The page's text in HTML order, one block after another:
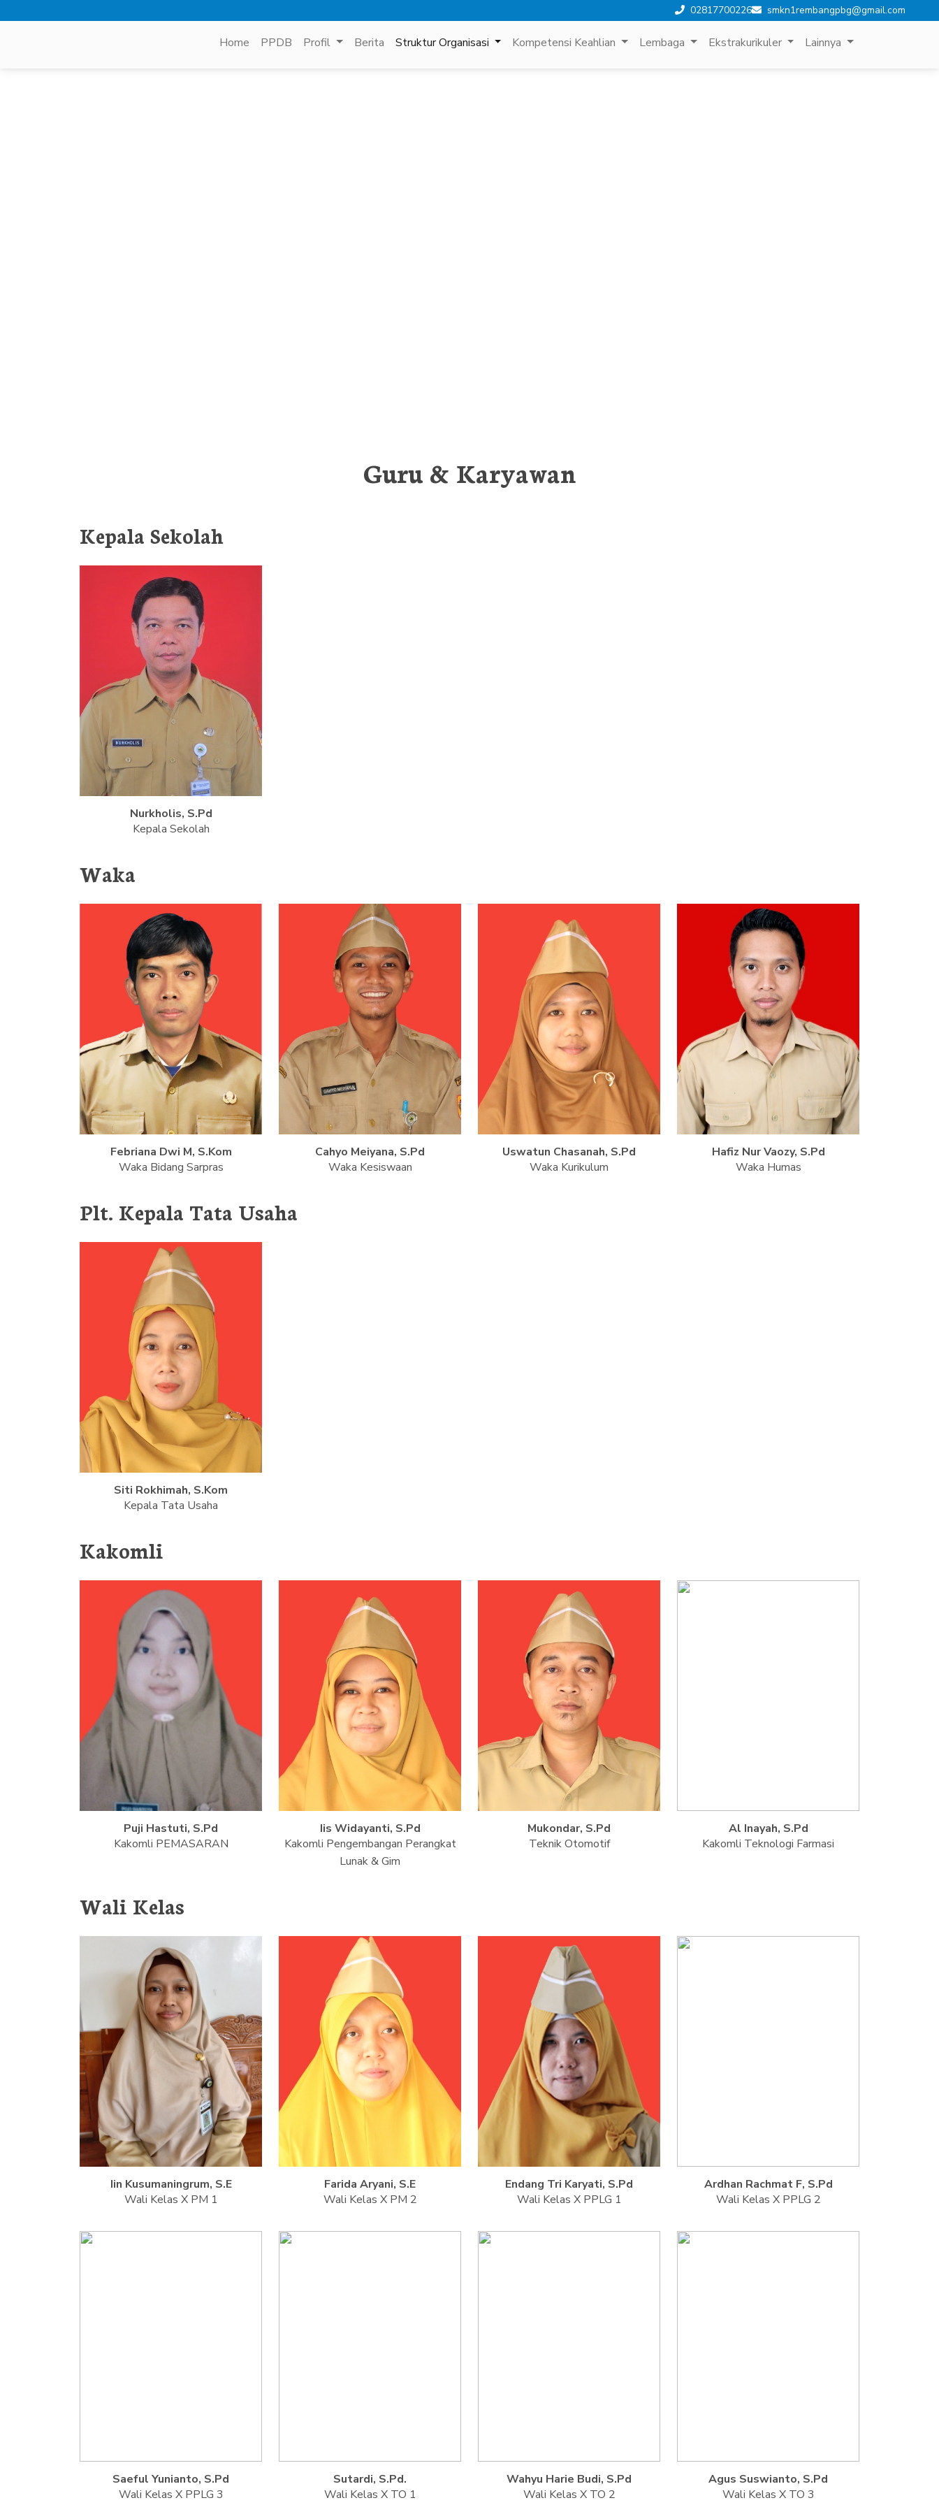
02817700226 smkn1rembangpbg@gmail.com
Home PPDB Profil Berita Struktur Organisasi Kompetensi Keahlian Lembaga Ekstrakurikuler Lainnya
Guru & Karyawan
Kepala Sekolah
Nurkholis, S.Pd
Kepala Sekolah
Waka
Febriana Dwi M, S.Kom
Waka Bidang Sarpras
Cahyo Meiyana, S.Pd
Waka Kesiswaan
Uswatun Chasanah, S.Pd
Waka Kurikulum
Hafiz Nur Vaozy, S.Pd
Waka Humas
Plt. Kepala Tata Usaha
Siti Rokhimah, S.Kom
Kepala Tata Usaha
Kakomli
Puji Hastuti, S.Pd
Kakomli PEMASARAN
Iis Widayanti, S.Pd
Kakomli Pengembangan Perangkat
Lunak & Gim
Mukondar, S.Pd
Teknik Otomotif
Al Inayah, S.Pd
Kakomli Teknologi Farmasi
Wali Kelas
Iin Kusumaningrum, S.E
Wali Kelas X PM 1
Farida Aryani, S.E
Wali Kelas X PM 2
Endang Tri Karyati, S.Pd
Wali Kelas X PPLG 1
Ardhan Rachmat F, S.Pd
Wali Kelas X PPLG 2
Saeful Yunianto, S.Pd
Wali Kelas X PPLG 3
Sutardi, S.Pd.
Wali Kelas X TO 1
Wahyu Harie Budi, S.Pd
Wali Kelas X TO 2
Agus Suswianto, S.Pd
Wali Kelas X TO 3